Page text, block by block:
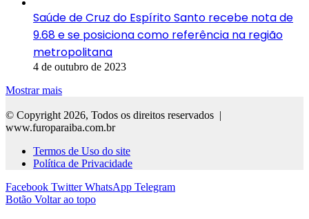
Saúde de Cruz do Espírito Santo recebe nota de
9.68 e se posiciona como referência na região
metropolitana
4 de outubro de 2023
Mostrar mais
© Copyright 2026, Todos os direitos reservados |
www.furoparaiba.com.br
Termos de Uso do site
Política de Privacidade
Facebook Twitter WhatsApp Telegram
Botão Voltar ao topo